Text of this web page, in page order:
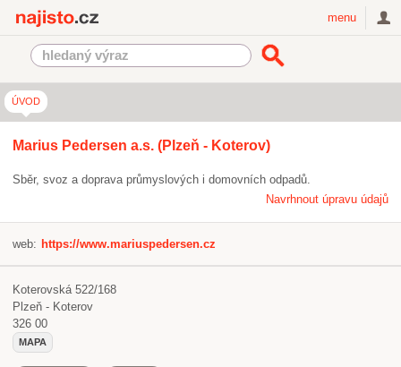
menu
ÚVOD
Marius Pedersen a.s. (Plzeň - Koterov)
Sběr, svoz a doprava průmyslových i domovních odpadů.
Navrhnout úpravu údajů
web: https://www.mariuspedersen.cz
Koterovská 522/168
Plzeň - Koterov
326 00
MAPA